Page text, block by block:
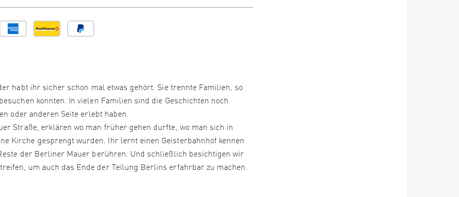
habt ihr sicher schon mal etwas gehört. Sie trennte Familien, so
konnten. In vielen Familien sind die Geschichten noch
oder anderen Seite erlebt haben.
Straße, erklären wo man früher gehen durfte, wo man sich in
Kirche gesprengt wurden. Ihr lernt einen Geisterbahnhof kennen
der Berliner Mauer berühren. Und schließlich besichtigen wir
um auch das Ende der Teilung Berlins erfahrbar zu machen.